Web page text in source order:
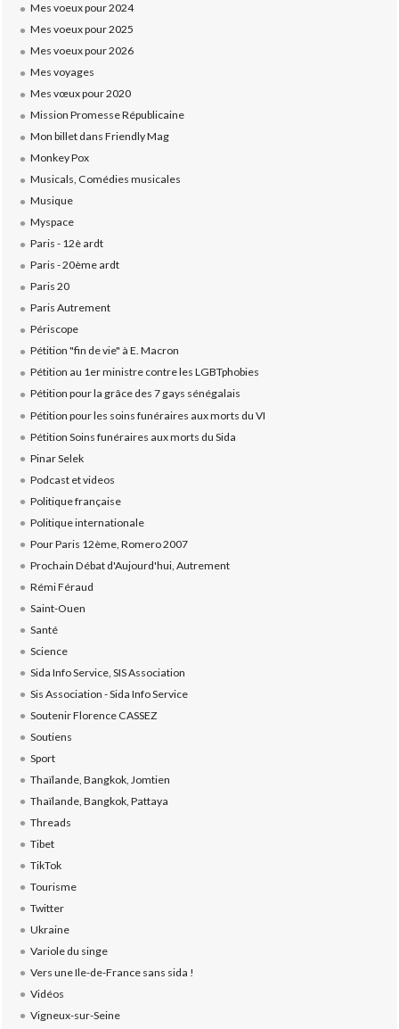
Mes voeux pour 2024
Mes voeux pour 2025
Mes voeux pour 2026
Mes voyages
Mes vœux pour 2020
Mission Promesse Républicaine
Mon billet dans Friendly Mag
Monkey Pox
Musicals, Comédies musicales
Musique
Myspace
Paris - 12è ardt
Paris - 20ème ardt
Paris 20
Paris Autrement
Périscope
Pétition "fin de vie" à E. Macron
Pétition au 1er ministre contre les LGBTphobies
Pétition pour la grâce des 7 gays sénégalais
Pétition pour les soins funéraires aux morts du VI
Pétition Soins funéraires aux morts du Sida
Pinar Selek
Podcast et videos
Politique française
Politique internationale
Pour Paris 12ème, Romero 2007
Prochain Débat d'Aujourd'hui, Autrement
Rémi Féraud
Saint-Ouen
Santé
Science
Sida Info Service, SIS Association
Sis Association - Sida Info Service
Soutenir Florence CASSEZ
Soutiens
Sport
Thaïlande, Bangkok, Jomtien
Thaïlande, Bangkok, Pattaya
Threads
Tibet
TikTok
Tourisme
Twitter
Ukraine
Variole du singe
Vers une Ile-de-France sans sida !
Vidéos
Vigneux-sur-Seine